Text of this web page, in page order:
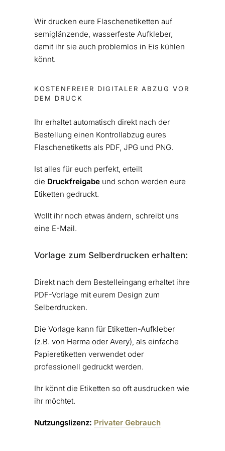
Wir drucken eure Flaschenetiketten auf
semiglänzende, wasserfeste Aufkleber,
damit ihr sie auch problemlos in Eis kühlen
könnt.
KOSTENFREIER DIGITALER ABZUG VOR
DEM DRUCK
Ihr erhaltet automatisch direkt nach der
Bestellung einen Kontrollabzug eures
Flaschenetiketts als PDF, JPG und PNG.
Ist alles für euch perfekt, erteilt
die Druckfreigabeund schon werden eure
Etiketten gedruckt.
Wollt ihr noch etwas ändern, schreibt uns
eine E-Mail.
Vorlage zum Selberdrucken erhalten:
Direkt nach dem Bestelleingang erhaltet ihre
PDF-Vorlage mit eurem Design zum
Selberdrucken.
Die Vorlage kann für Etiketten-Aufkleber
(z.B. von Herma oder Avery), als einfache
Papieretiketten verwendet oder
professionell gedruckt werden.
Ihr könnt die Etiketten so oft ausdrucken wie
ihr möchtet.
Nutzungslizenz: Privater Gebrauch